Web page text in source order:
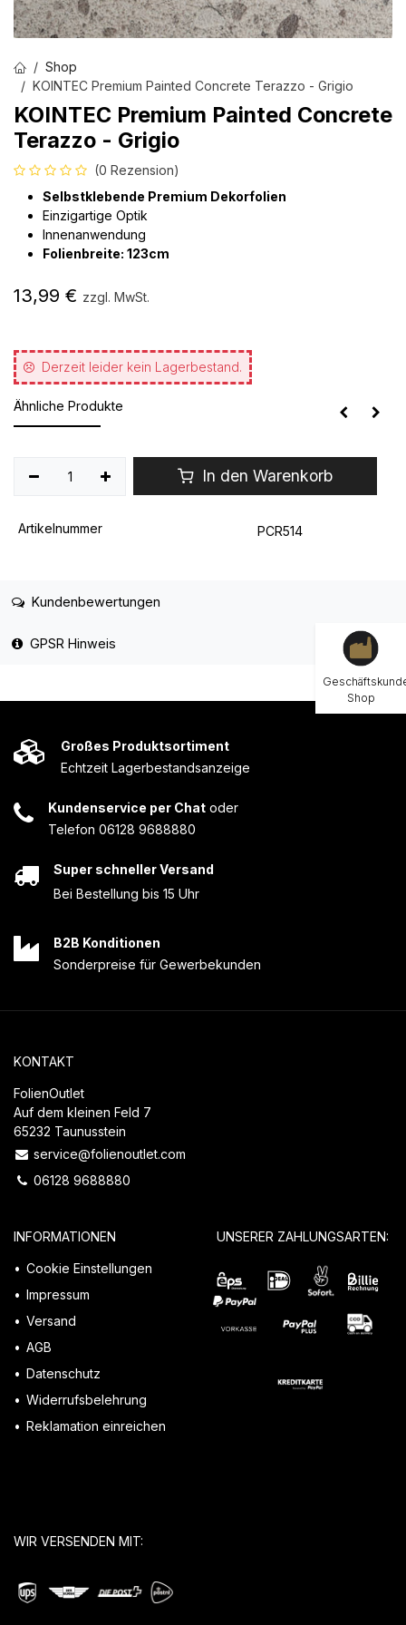
Shop
KOINTEC Premium Painted Concrete Terazzo - Grigio
KOINTEC Premium Painted Concrete
Terazzo - Grigio
(0 Rezension)
Selbstklebende Premium Dekorfolien
Einzigartige Optik
Innenanwendung
Folienbreite: 123cm
13,99 € zzgl. MwSt.
Derzeit leider kein Lagerbestand.
Ähnliche Produkte
In den Warenkorb
Artikelnummer PCR514
Kundenbewertungen
GPSR Hinweis
Großes Produktsortiment
Echtzeit Lagerbestandsanzeige
Kundenservice per Chat oder
Telefon 06128 9688880
Super schneller Versand
Bei Bestellung bis 15 Uhr
B2B Konditionen
Sonderpreise für Gewerbekunden
KONTAKT
FolienOutlet
Auf dem kleinen Feld 7
65232 Taunusstein
service@folienoutlet.com
06128 9688880
INFORMATIONEN
Cookie Einstellungen
Impressum
Versand
AGB
Datenschutz
Widerrufsbelehrung
Reklamation einreichen
UNSERER ZAHLUNGSARTEN:
WIR VERSENDEN MIT:
Shop